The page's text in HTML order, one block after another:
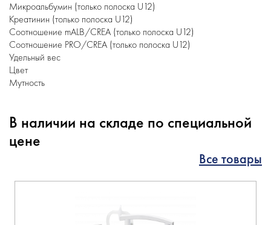
Микроальбумин (только полоска U12)
Креатинин (только полоска U12)
Соотношение mALB/CREA (только полоска U12)
Соотношение PRO/CREA (только полоска U12)
Удельный вес
Цвет
Мутность
В наличии на складе по специальной
цене
Все товары